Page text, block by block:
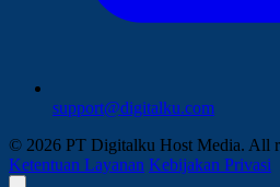
support@digitalku.com
© 2026 PT Digitalku Host Media. All
Ketentuan Layanan Kebijakan Privasi